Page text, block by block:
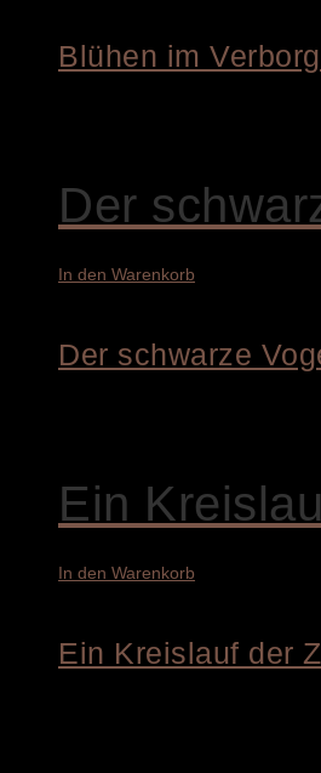
Blühen im
Der
In den Warenkorb
Der schwarze
Ein
In den Warenkorb
Ein Kreislauf der